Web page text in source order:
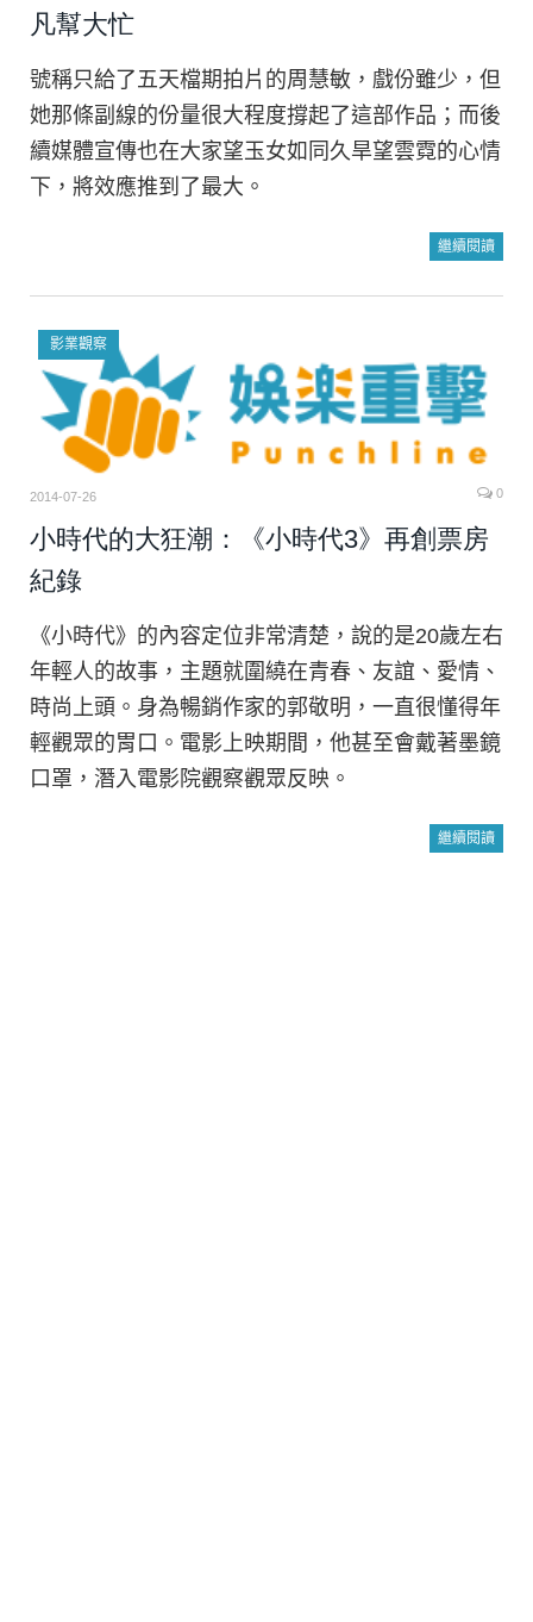
凡幫大忙
號稱只給了五天檔期拍片的周慧敏，戲份雖少，但
她那條副線的份量很大程度撐起了這部作品；而後
續媒體宣傳也在大家望玉女如同久旱望雲霓的心情
下，將效應推到了最大。
繼續閱讀
影業觀察
2014-07-26 0
小時代的大狂潮：《小時代3》再創票房
紀錄
《小時代》的內容定位非常清楚，說的是20歲左右
年輕人的故事，主題就圍繞在青春、友誼、愛情、
時尚上頭。身為暢銷作家的郭敬明，一直很懂得年
輕觀眾的胃口。電影上映期間，他甚至會戴著墨鏡
口罩，潛入電影院觀察觀眾反映。
繼續閱讀